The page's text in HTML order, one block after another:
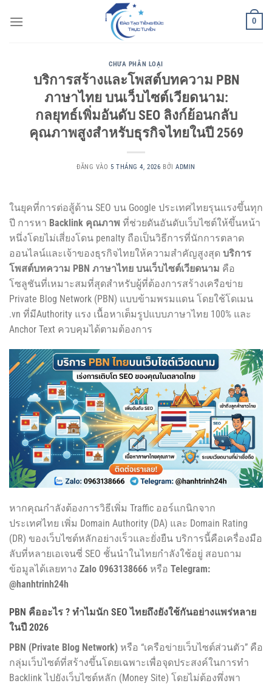
qua
0
CHƯA PHÂN LOẠI
บริการสร้างและโพสต์บทความ PBN
ภาษาไทย บนเว็บไซต์เวียดนาม:
กลยุทธ์เพิ่มอันดับ SEO ลิงก์ย้อนกลับ
คุณภาพสูงสำหรับธุรกิจไทยในปี 2569
ĐĂNG VÀO 5 THÁNG 4, 2026 BỞIADMIN
ในยุคที่การต่อสู้ด้าน SEO บน Google ประเทศไทยรุนแรงขึ้นทุก
ปี การหา Backlink คุณภาพ ที่ช่วยดันอันดับเว็บไซต์ให้ขึ้นหน้า
หนึ่งโดยไม่เสี่ยงโดน penalty ถือเป็นวิธีการที่นักการตลาด
ออนไลน์และเจ้าของธุรกิจไทยให้ความสำคัญสูงสุด บริการ
โพสต์บทความ PBN ภาษาไทย บนเว็บไซต์เวียดนาม คือ
โซลูชันที่เหมาะสมที่สุดสำหรับผู้ที่ต้องการสร้างเครือข่าย
Private Blog Network (PBN) แบบข้ามพรมแดน โดยใช้โดเมน
.vn ที่มีAuthority แรง เนื้อหาเต็มรูปแบบภาษาไทย 100% และ
Anchor Text ควบคุมได้ตามต้องการ
หากคุณกำลังต้องการวิธีเพิ่ม Traffic ออร์แกนิกจาก
ประเทศไทย เพิ่ม Domain Authority (DA) และ Domain Rating
(DR) ของเว็บไซต์หลักอย่างเร็วและยั่งยืน บริการนี้คือเครื่องมือ
ลับที่หลายเอเจนซี่ SEO ชั้นนำในไทยกำลังใช้อยู่ สอบถาม
ข้อมูลได้เลยทาง Zalo 0963138666 หรือ Telegram:
@hanhtrinh24h
PBN คืออะไร ? ทำไมนัก SEO ไทยถึงยังใช้กันอย่างแพร่หลาย
ในปี 2026
PBN (Private Blog Network) หรือ “เครือข่ายเว็บไซต์ส่วนตัว” คือ
กลุ่มเว็บไซต์ที่สร้างขึ้นโดยเฉพาะเพื่อจุดประสงค์ในการทำ
Backlink ไปยังเว็บไซต์หลัก (Money Site) โดยไม่ต้องพึ่งพา